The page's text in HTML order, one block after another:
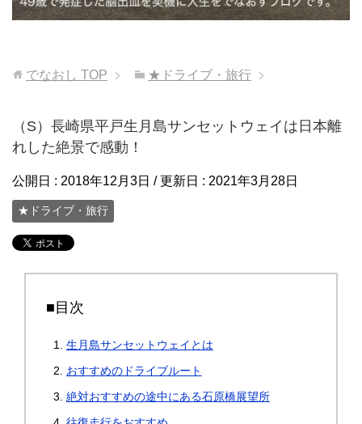
でなおし TOP ★ドライブ・旅行
（S）長崎県平戸生月島サンセットウェイは日本離
れした絶景で感動！
公開日 : 2018年12月3日 / 更新日 : 2021年3月28日
★ドライブ・旅行
■目次
生月島サンセットウェイとは
おすすめのドライブルート
絶対おすすめの途中にある石原橋展望所